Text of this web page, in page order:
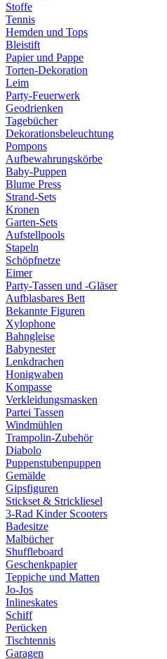
Stoffe
Tennis
Hemden und Tops
Bleistift
Papier und Pappe
Torten-Dekoration
Leim
Party-Feuerwerk
Geodrienken
Tagebücher
Dekorationsbeleuchtung
Pompons
Aufbewahrungskörbe
Baby-Puppen
Blume Press
Strand-Sets
Kronen
Garten-Sets
Aufstellpools
Stapeln
Schöpfnetze
Eimer
Party-Tassen und -Gläser
Aufblasbares Bett
Bekannte Figuren
Xylophone
Bahngleise
Babynester
Lenkdrachen
Honigwaben
Kompasse
Verkleidungsmasken
Partei Tassen
Windmühlen
Trampolin-Zubehör
Diabolo
Puppenstubenpuppen
Gemälde
Gipsfiguren
Stickset & Strickliesel
3-Rad Kinder Scooters
Badesitze
Malbücher
Shuffleboard
Geschenkpapier
Teppiche und Matten
Jo-Jos
Inlineskates
Schiff
Perücken
Tischtennis
Garagen